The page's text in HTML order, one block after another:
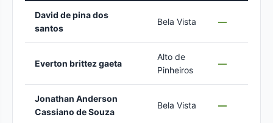
David de pina dos
santos
Bela Vista —
Everton brittez gaeta
Alto de
Pinheiros
—
Jonathan Anderson
Cassiano de Souza
Bela Vista —